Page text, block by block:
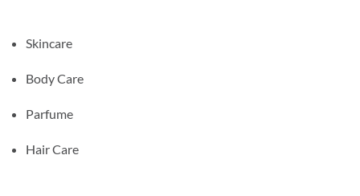
Skincare
Body Care
Parfume
Hair Care